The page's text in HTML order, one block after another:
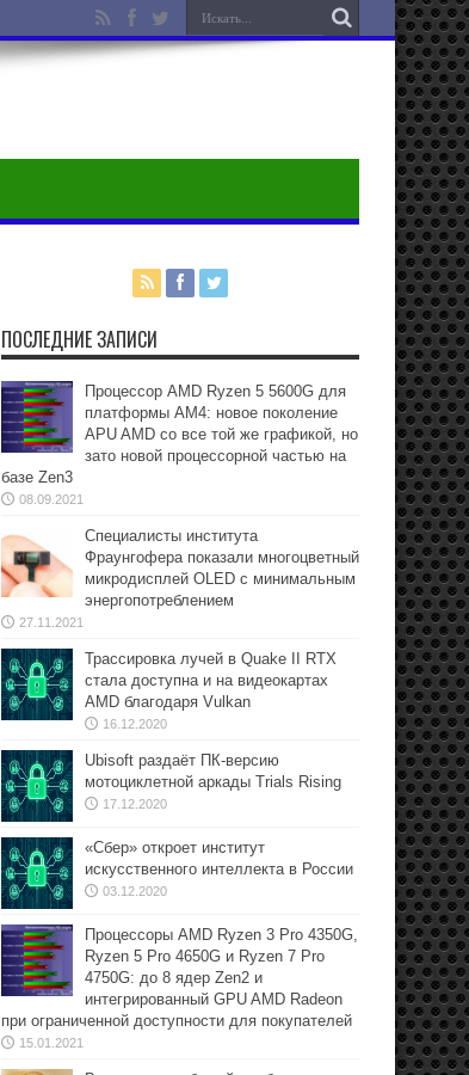
ПОСЛЕДНИЕ ЗАПИСИ
Процессор AMD Ryzen 5 5600G для
платформы АМ4: новое поколение
APU AMD со все той же графикой, но
зато новой процессорной частью на
базе Zen3
08.09.2021
Специалисты института
Фраунгофера показали многоцветный
микродисплей OLED с минимальным
энергопотреблением
27.11.2021
Трассировка лучей в Quake II RTX
стала доступна и на видеокартах
AMD благодаря Vulkan
16.12.2020
Ubisoft раздаёт ПК-версию
мотоциклетной аркады Trials Rising
17.12.2020
«Сбер» откроет институт
искусственного интеллекта в России
03.12.2020
Процессоры AMD Ryzen 3 Pro 4350G,
Ryzen 5 Pro 4650G и Ryzen 7 Pro
4750G: до 8 ядер Zen2 и
интегрированный GPU AMD Radeon
при ограниченной доступности для покупателей
15.01.2021